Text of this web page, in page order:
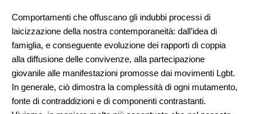
Comportamenti che offuscano gli indubbi processi di
laicizzazione della nostra contemporaneità: dall’idea di
famiglia, e conseguente evoluzione dei rapporti di coppia
alla diffusione delle convivenze, alla partecipazione
giovanile alle manifestazioni promosse dai movimenti Lgbt.
In generale, ciò dimostra la complessità di ogni mutamento,
fonte di contraddizioni e di componenti contrastanti.